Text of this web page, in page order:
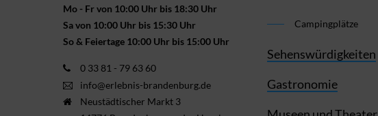
Mo - Fr von 10:00 Uhr bis 18:30 Uhr
Sa von 10:00 Uhr bis 15:30 Uhr
So & Feiertage 10:00 Uhr bis 15:00 Uhr
0 33 81 - 79 63 60
info@erlebnis-brandenburg.de
Neustädtischer Markt 3
Campingplätze
Sehenswürdigkeiten
Gastronomie